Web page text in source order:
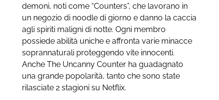
demoni, noti come “Counters”, che lavorano in
un negozio di noodle di giorno e danno la caccia
agli spiriti maligni di notte. Ogni membro
possiede abilità uniche e affronta varie minacce
soprannaturali proteggendo vite innocenti.
Anche The Uncanny Counter ha guadagnato
una grande popolarità, tanto che sono state
rilasciate 2 stagioni su Netflix.